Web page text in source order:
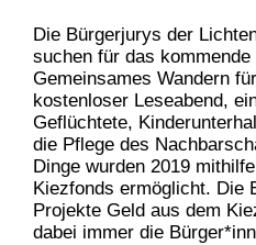
Die Bürgerjurys der
suchen für das
Gemeinsames Wandern
kostenloser Leseabend,
Geflüchtete,
die Pflege des
Dinge wurden 2019
Kiezfonds ermöglicht. Die
Projekte Geld aus dem
dabei immer die